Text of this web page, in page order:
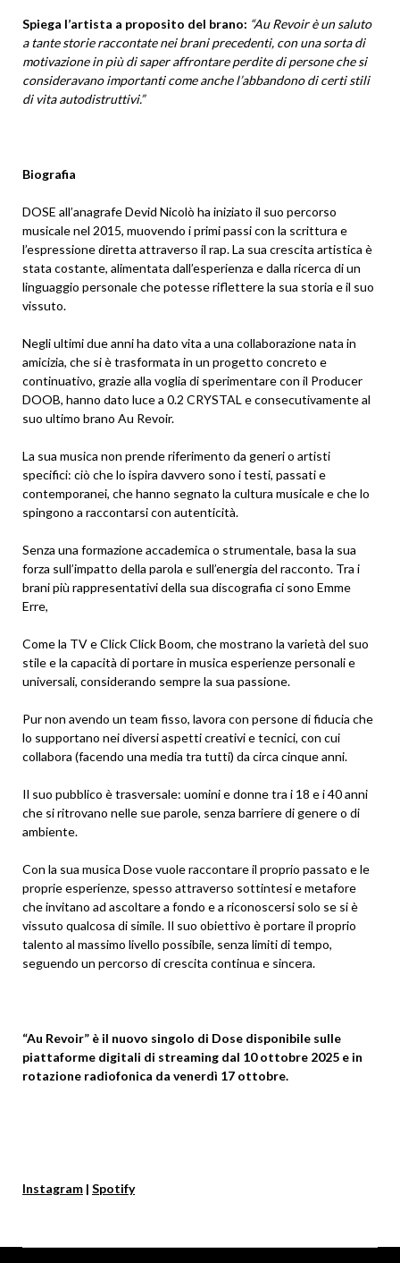
Spiega l’artista a proposito del brano: “Au Revoir è un saluto
a tante storie raccontate nei brani precedenti, con una sorta di
motivazione in più di saper affrontare perdite di persone che si
consideravano importanti come anche l’abbandono di certi stili
di vita autodistruttivi.”
Biografia
DOSE all’anagrafe Devid Nicolò ha iniziato il suo percorso
musicale nel 2015, muovendo i primi passi con la scrittura e
l’espressione diretta attraverso il rap. La sua crescita artistica è
stata costante, alimentata dall’esperienza e dalla ricerca di un
linguaggio personale che potesse riflettere la sua storia e il suo
vissuto.
Negli ultimi due anni ha dato vita a una collaborazione nata in
amicizia, che si è trasformata in un progetto concreto e
continuativo, grazie alla voglia di sperimentare con il Producer
DOOB, hanno dato luce a 0.2 CRYSTAL e consecutivamente al
suo ultimo brano Au Revoir.
La sua musica non prende riferimento da generi o artisti
specifici: ciò che lo ispira davvero sono i testi, passati e
contemporanei, che hanno segnato la cultura musicale e che lo
spingono a raccontarsi con autenticità.
Senza una formazione accademica o strumentale, basa la sua
forza sull’impatto della parola e sull’energia del racconto. Tra i
brani più rappresentativi della sua discografia ci sono Emme
Erre,
Come la TV e Click Click Boom, che mostrano la varietà del suo
stile e la capacità di portare in musica esperienze personali e
universali, considerando sempre la sua passione.
Pur non avendo un team fisso, lavora con persone di fiducia che
lo supportano nei diversi aspetti creativi e tecnici, con cui
collabora (facendo una media tra tutti) da circa cinque anni.
Il suo pubblico è trasversale: uomini e donne tra i 18 e i 40 anni
che si ritrovano nelle sue parole, senza barriere di genere o di
ambiente.
Con la sua musica Dose vuole raccontare il proprio passato e le
proprie esperienze, spesso attraverso sottintesi e metafore
che invitano ad ascoltare a fondo e a riconoscersi solo se si è
vissuto qualcosa di simile. Il suo obiettivo è portare il proprio
talento al massimo livello possibile, senza limiti di tempo,
seguendo un percorso di crescita continua e sincera.
“Au Revoir” è il nuovo singolo di Dose disponibile sulle
piattaforme digitali di streaming dal 10 ottobre 2025 e in
rotazione radiofonica da venerdì 17 ottobre.
Instagram | Spotify